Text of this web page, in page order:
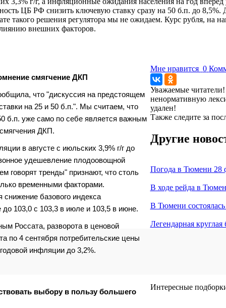
ЦБ РФ снизить ключевую ставку сразу на 50 б.п. до
такого решения регулятора мы не ожидаем. Курс рубля,
внешних факторов.
смягчение ДКП
что "дискуссия на предстоящем
на 25 и 50 б.п.". Мы считаем, что
б.п. уже само по себе является важным
ДКП.
в августе с июльских 3,9% г/г до
удешевление плодоовощной
говорят тренды" признают, что столь
временными факторами.
базового индекса
до 103,0 с 103,3 в июле и 103,5 в июне.
Россата, разворота в ценовой
по 4 сентября потребительские цены
инфляции до 3,2%.
выбору в пользу большего
Мне нравится 0
Уважаемые читатели!
ненормативную
удален!
Также следите за
Другие
Погода в Тюмени 28
В ходе рейда в
В Тюмени
Легендарная
Интересные